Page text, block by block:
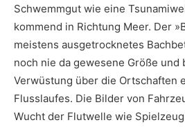
Schwemmgut wie eine
kommend in Richtung Meer. Der
meistens ausgetrocknetes
noch nie da gewesene Größe und
Verwüstung über die Ortschaften
Flusslaufes. Die Bilder von
Wucht der Flutwelle wie